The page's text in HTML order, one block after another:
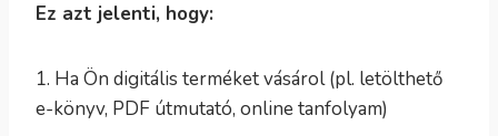
Ez azt jelenti, hogy:
1. Ha Ön digitális terméket vásárol (pl. letölthető
e-könyv, PDF útmutató, online tanfolyam)